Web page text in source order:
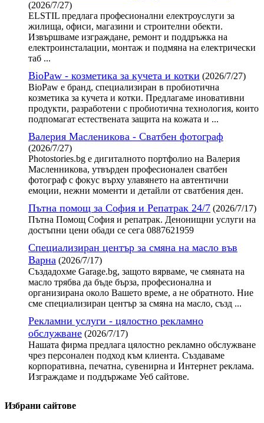
(2026/7/27)
ELSTIL предлага професионални електроуслуги за
жилища, офиси, магазини и строителни обекти.
Извършваме изграждане, ремонт и поддръжка на
електроинсталации, монтаж и подмяна на електрически
таб ...
BioPaw - козметика за кучета и котки (2026/7/27)
BioPaw е бранд, специализиран в пробиотична
козметика за кучета и котки. Предлагаме иновативни
продукти, разработени с пробиотична технология, които
подпомагат естествената защита на кожата и ...
Валерия Масленикова - Сватбен фотограф
(2026/7/27)
Photostories.bg е дигиталното портфолио на Валерия
Масленникова, утвърден професионален сватбен
фотограф с фокус върху улавянето на автентични
емоции, нежни моменти и детайли от сватбения ден.
Пътна помощ за София и Репатрак 24/7 (2026/7/17)
Пътна Помощ София и репатрак. Денонищни услуги на
достъпни цени обади се сега 0887621959
Специализиран център за смяна на масло във
Варна (2026/7/17)
Създадохме Garage.bg, защото вярваме, че смяната на
масло трябва да бъде бърза, професионална и
организирана около Вашето време, а не обратното. Ние
сме специализиран център за смяна на масло, създ ...
Рекламни услуги - цялостно рекламно
обслужване (2026/7/17)
Нашата фирма предлага цялостно рекламно обслужване
чрез персонален подход към клиента. Създаваме
корпоративна, печатна, сувенирна и Интернет реклама.
Изграждаме и поддържаме Уеб сайтове.
Избрани сайтове